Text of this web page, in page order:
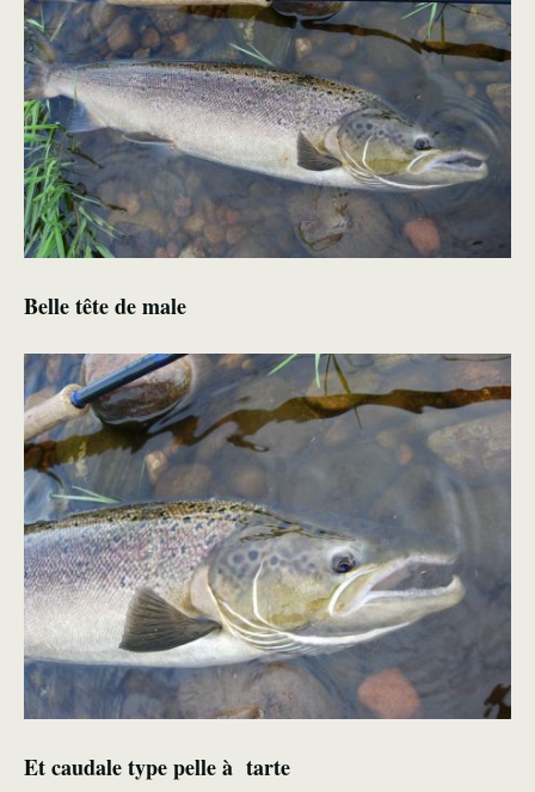
Belle tête de male
Et caudale type pelle à tarte